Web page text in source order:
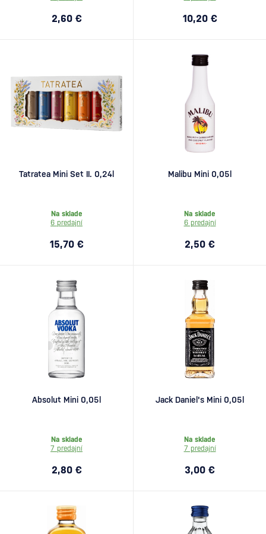
2,60 € 10,20 €
Tatratea Mini Set II. 0,24l
Na sklade
6 predajní
15,70 €
Malibu Mini 0,05l
Na sklade
6 predajní
2,50 €
Absolut Mini 0,05l
Na sklade
7 predajní
2,80 €
Jack Daniel's Mini 0,05l
Na sklade
7 predajní
3,00 €